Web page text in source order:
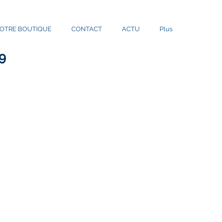
BOUTIQUE CONTACT ACTU Plus